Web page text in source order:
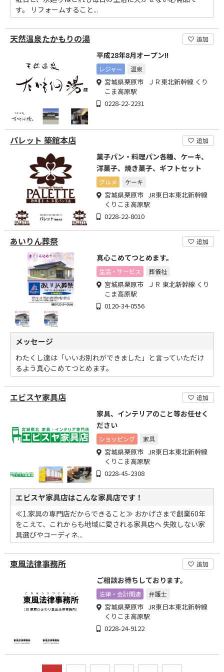
す。 リフォームすること...
天然温泉たかもりの湯 追加
平成28年8月オープン!!
レジャー 温泉
宮城県栗原市 ＪＲ東北新幹線 くり
こま高原駅
0228-22-2231
パレット 築館本店 追加
菓子パン・料理パン各種、ケーキ、
洋菓子、焼き菓子、ギフトセット
グルメ ケーキ
宮城県栗原市 JR東日本東北新幹線
くりこま高原駅
0228-22-8010
あいりん葬祭 追加
真心こめてつとめます。
生活・サービス 葬儀社
宮城県栗原市 ＪＲ 東北新幹線 くり
こま高原駅
0120-34-0556
メッセージ
わたくし達は「いいお別れができました」と言っていただけ
るよう真心こめてつとめます。
エビスヤ家具店 追加
家具、インテリアのこと等お任せく
ださい
ショッピング 家具
宮城県栗原市 JR東日本東北新幹線
くりこま高原駅
0228-45-2308
エビスヤ家具店はこんな家具店です！
≪1.家具の専門店だからできること≫ おかげさまで創業60年
をこえて、これからも地域に愛される家具店へ 失敗しない家
具選びやコーディネ...
東風法律事務所 追加
ご相談お待ちしております。
法律・会計関連 弁護士
宮城県栗原市 JR東日本東北新幹線
くりこま高原駅
0228-24-9122